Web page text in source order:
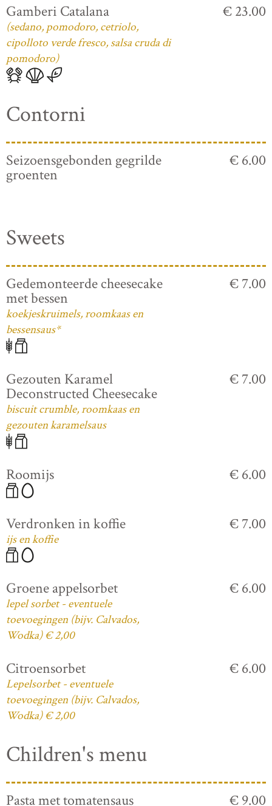
Gamberi Catalana
(sedano, pomodoro, cetriolo,
cipolloto verde fresco, salsa cruda di
pomodoro)
€ 23.00
Contorni
Seizoensgebonden gegrilde
groenten
€ 6.00
Sweets
Gedemonteerde cheesecake
met bessen
koekjeskruimels, roomkaas en
bessensaus*
€ 7.00
Gezouten Karamel
Deconstructed Cheesecake
biscuit crumble, roomkaas en
gezouten karamelsaus
€ 7.00
Roomijs € 6.00
Verdronken in koffie
ijs en koffie
€ 7.00
Groene appelsorbet
lepel sorbet - eventuele
toevoegingen (bijv. Calvados,
Wodka) € 2,00
€ 6.00
Citroensorbet
Lepelsorbet - eventuele
toevoegingen (bijv. Calvados,
Wodka) € 2,00
€ 6.00
Children's menu
Pasta met tomatensaus € 9.00